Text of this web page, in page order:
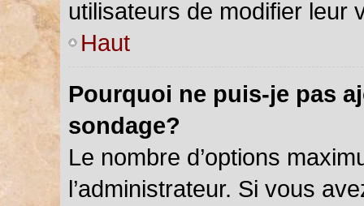
utilisateurs de modifier leur
Haut
Pourquoi ne puis-je pas
sondage?
Le nombre d’options
l’administrateur. Si vous